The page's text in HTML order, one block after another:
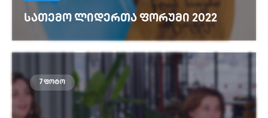
ᲡᲐᲗᲔᲛᲝ ᲚᲘᲓᲔᲠᲗᲐ ᲤᲝᲠᲣᲛᲘ 2022
7 ფოტო